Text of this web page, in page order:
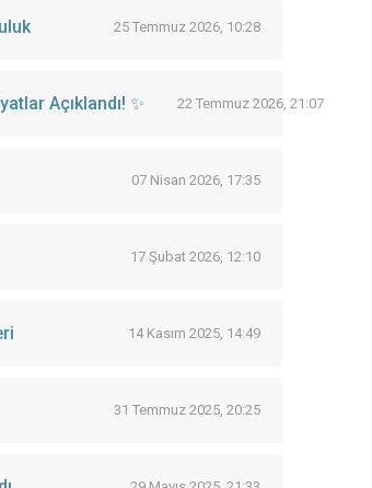
25 Temmuz 2026, 10:28
Açıklandı! ✨ 22 Temmuz 2026, 21:07
07 Nisan 2026, 17:35
17 Şubat 2026, 12:10
14 Kasım 2025, 14:49
31 Temmuz 2025, 20:25